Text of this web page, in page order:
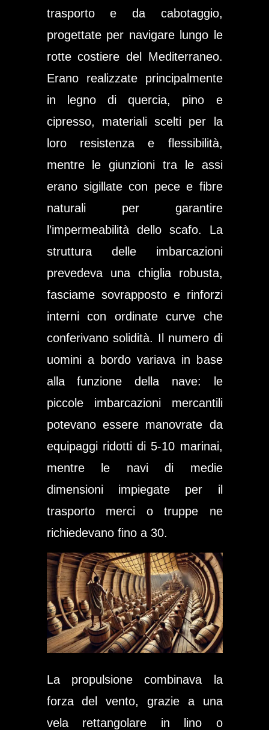
trasporto e da cabotaggio,
progettate per navigare lungo le
rotte costiere del Mediterraneo.
Erano realizzate principalmente
in legno di quercia, pino e
cipresso, materiali scelti per la
loro resistenza e flessibilità,
mentre le giunzioni tra le assi
erano sigillate con pece e fibre
naturali per garantire
l’impermeabilità dello scafo. La
struttura delle imbarcazioni
prevedeva una chiglia robusta,
fasciame sovrapposto e rinforzi
interni con ordinate curve che
conferivano solidità. Il numero di
uomini a bordo variava in base
alla funzione della nave: le
piccole imbarcazioni mercantili
potevano essere manovrate da
equipaggi ridotti di 5-10 marinai,
mentre le navi di medie
dimensioni impiegate per il
trasporto merci o truppe ne
richiedevano fino a 30.
La propulsione combinava la
forza del vento, grazie a una
vela rettangolare in lino o